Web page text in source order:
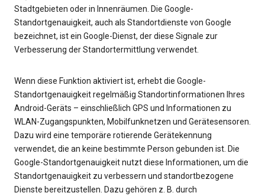
Stadtgebieten oder in Innenräumen. Die Google-
Standortgenauigkeit, auch als Standortdienste von Google
bezeichnet, ist ein Google-Dienst, der diese Signale zur
Verbesserung der Standortermittlung verwendet.
Wenn diese Funktion aktiviert ist, erhebt die Google-
Standortgenauigkeit regelmäßig Standortinformationen Ihres
Android-Geräts – einschließlich GPS und Informationen zu
WLAN-Zugangspunkten, Mobilfunknetzen und Gerätesensoren.
Dazu wird eine temporäre rotierende Gerätekennung
verwendet, die an keine bestimmte Person gebunden ist. Die
Google-Standortgenauigkeit nutzt diese Informationen, um die
Standortgenauigkeit zu verbessern und standortbezogene
Dienste bereitzustellen. Dazu gehören z. B. durch